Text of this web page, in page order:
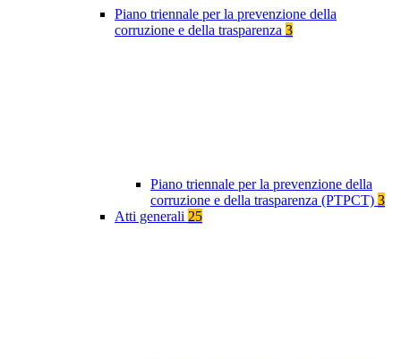
Piano triennale per la prevenzione della
corruzione e della trasparenza 3
Piano triennale per la prevenzione della
corruzione e della trasparenza (PTPCT) 3
Atti generali 25